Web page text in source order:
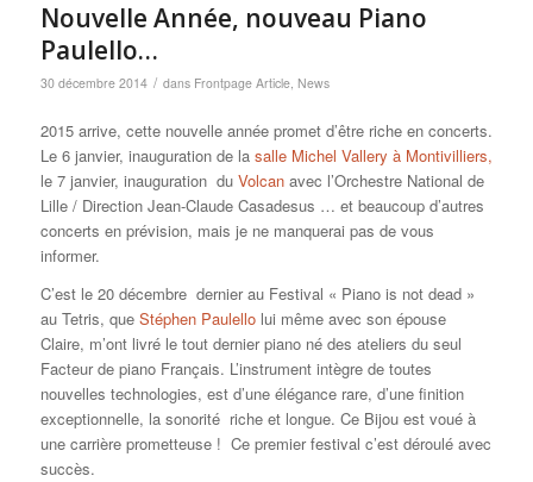
Nouvelle Année, nouveau Piano
Paulello…
30 décembre 2014 / dans Frontpage Article, News
2015 arrive, cette nouvelle année promet d’être riche en concerts.
Le 6 janvier, inauguration de la salle Michel Vallery à Montivilliers,
le 7 janvier, inauguration du Volcan avec l’Orchestre National de
Lille / Direction Jean-Claude Casadesus … et beaucoup d’autres
concerts en prévision, mais je ne manquerai pas de vous
informer.
C’est le 20 décembre dernier au Festival « Piano is not dead »
au Tetris, que Stéphen Paulellolui même avec son épouse
Claire, m’ont livré le tout dernier piano né des ateliers du seul
Facteur de piano Français. L’instrument intègre de toutes
nouvelles technologies, est d’une élégance rare, d’une finition
exceptionnelle, la sonorité riche et longue. Ce Bijou est voué à
une carrière prometteuse ! Ce premier festival c’est déroulé avec
succès.